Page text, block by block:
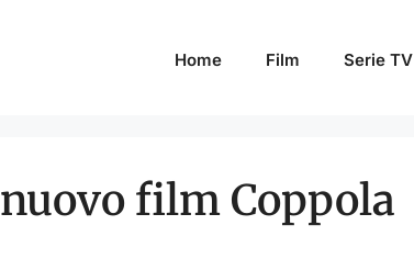
Home Film Serie TV
nuovo film Coppola